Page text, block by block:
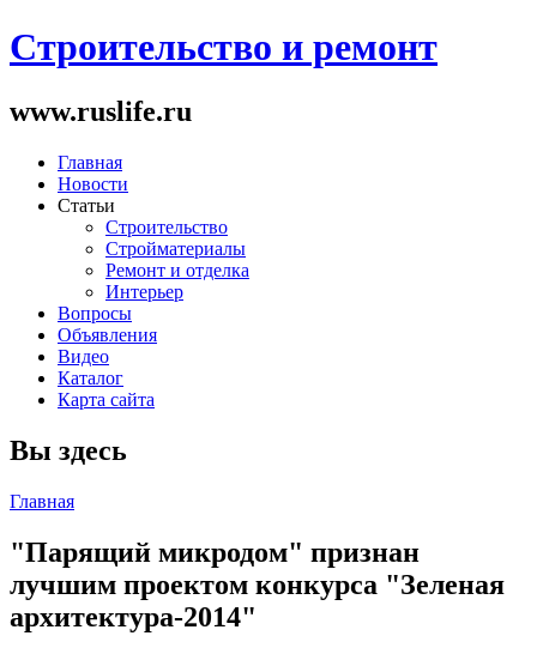
Строительство и ремонт
www.ruslife.ru
Главная
Новости
Статьи
Строительство
Стройматериалы
Ремонт и отделка
Интерьер
Вопросы
Объявления
Видео
Каталог
Карта сайта
Вы здесь
Главная
"Парящий микродом" признан
лучшим проектом конкурса "Зеленая
архитектура-2014"